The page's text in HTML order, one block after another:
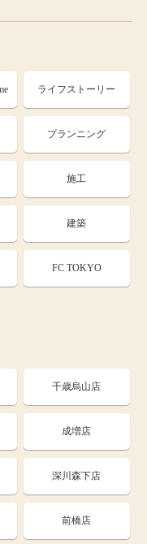
ライフストーリー
プランニング
施工
建築
FC TOKYO
千歳烏山店
成増店
深川森下店
前橋店